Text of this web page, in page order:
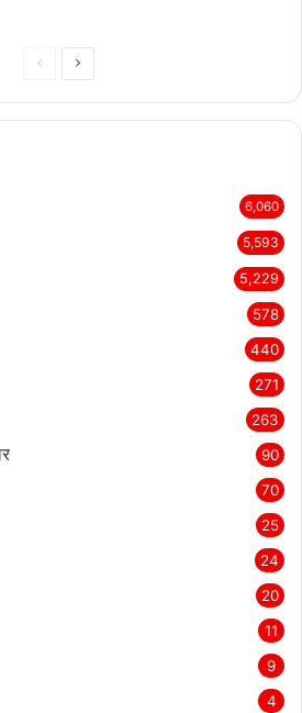
PreviousNext
6,060
5,593
5,229
578
440
271
263
90
70
25
24
20
11
9
4